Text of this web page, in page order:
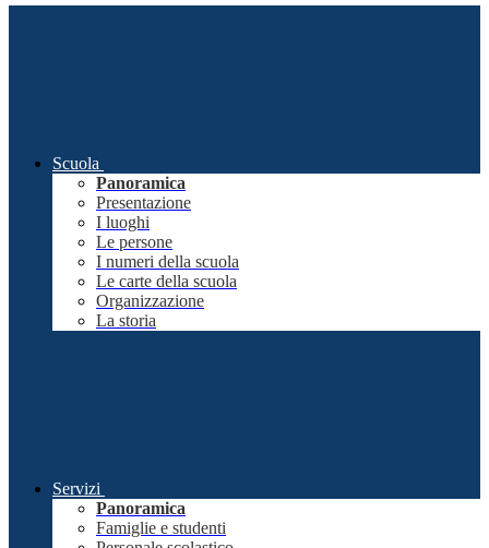
Scuola
Panoramica
Presentazione
I luoghi
Le persone
I numeri della scuola
Le carte della scuola
Organizzazione
La storia
Servizi
Panoramica
Famiglie e studenti